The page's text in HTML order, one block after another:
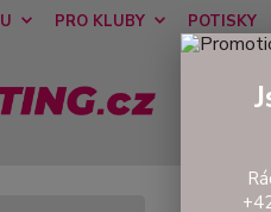
PRO KLUBY POTISKY